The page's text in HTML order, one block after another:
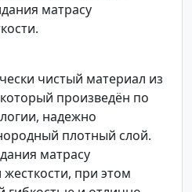
матрасу
чистый материал из
произведён по
надежно
плотный слой.
матрасу
при этом